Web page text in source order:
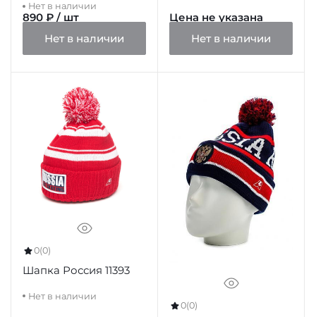
Нет в наличии
890 ₽ / шт
Нет в наличии
Цена не указана
Нет в наличии
0(0)
Шапка Россия 11393
Нет в наличии
0(0)